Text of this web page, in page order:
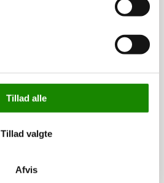
Tillad alle
Tillad valgte
Afvis